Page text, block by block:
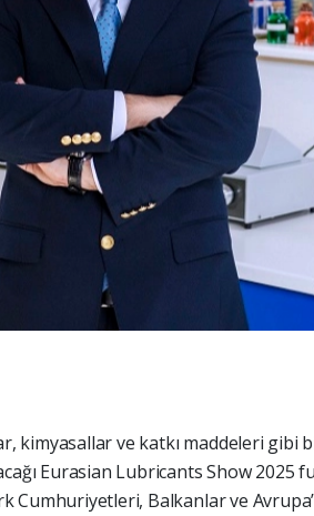
kimyasallar ve katkı maddeleri gibi
Eurasian Lubricants Show 2025
Cumhuriyetleri, Balkanlar ve